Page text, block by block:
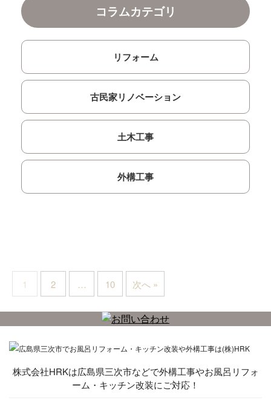
コラムカテゴリ
リフォーム
古民家リノベーション
土木工事
外構工事
1 2 … 10 次へ »
株式会社HRKは広島県三次市などで外構工事やお風呂リフォ
ーム・キッチン改装にご対応！